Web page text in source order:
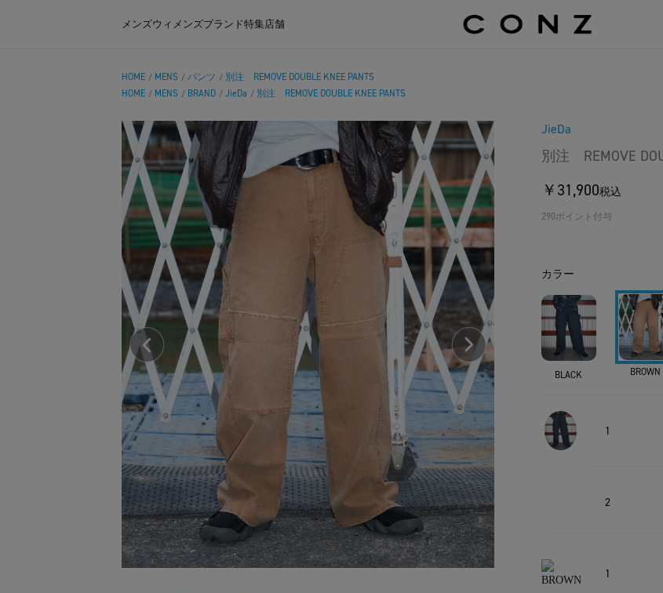
メンズウィメンズブランド特集店舗
HOME / MENS / パンツ / 別注 REMOVE DOUBLE KNEE PANTS
HOME / MENS / BRAND / JieDa / 別注 REMOVE DOUBLE KNEE PANTS
JieDa
別注 REMOVE
￥31,900税込
290ポイント付与
カラー
BLACK BROWN
1
2
1